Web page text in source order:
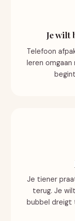
Je wilt
Telefoon
leren
Je tiener
terug. Je
bubbel dreigt